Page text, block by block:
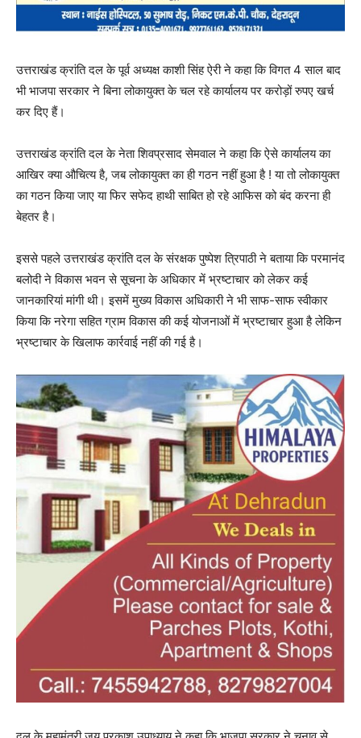
उत्तराखंड क्रांति दल के पूर्व अध्यक्ष काशी सिंह ऐरी ने कहा कि विगत 4 साल बाद
भी भाजपा सरकार ने बिना लोकायुक्त के चल रहे कार्यालय पर करोड़ों रुपए खर्च
कर दिए हैं।
उत्तराखंड क्रांति दल के नेता शिवप्रसाद सेमवाल ने कहा कि ऐसे कार्यालय का
आखिर क्या औचित्य है, जब लोकायुक्त का ही गठन नहीं हुआ है ! या तो लोकायुक्त
का गठन किया जाए या फिर सफेद हाथी साबित हो रहे आफिस को बंद करना ही
बेहतर है।
इससे पहले उत्तराखंड क्रांति दल के संरक्षक पुष्पेश त्रिपाठी ने बताया कि परमानंद
बलोदी ने विकास भवन से सूचना के अधिकार में भ्रष्टाचार को लेकर कई
जानकारियां मांगी थी। इसमें मुख्य विकास अधिकारी ने भी साफ-साफ स्वीकार
किया कि नरेगा सहित ग्राम विकास की कई योजनाओं में भ्रष्टाचार हुआ है लेकिन
भ्रष्टाचार के खिलाफ कार्रवाई नहीं की गई है।